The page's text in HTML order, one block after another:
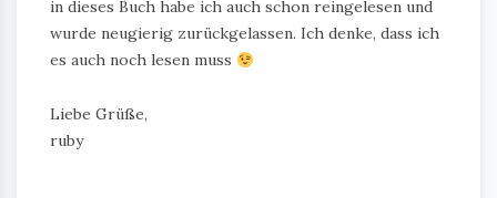
in dieses Buch habe ich auch schon reingelesen und
wurde neugierig zurückgelassen. Ich denke, dass ich
es auch noch lesen muss
Liebe Grüße,
ruby